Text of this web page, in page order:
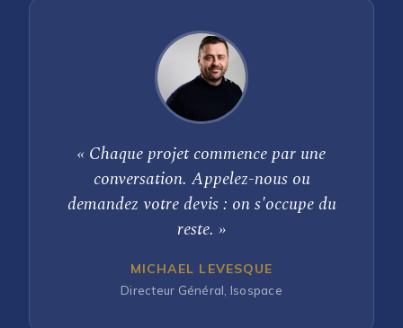
« Chaque projet commence par une
conversation. Appelez-nous ou
demandez votre devis : on s'occupe du
reste. »
MICHAEL LEVESQUE
Directeur Général, Isospace